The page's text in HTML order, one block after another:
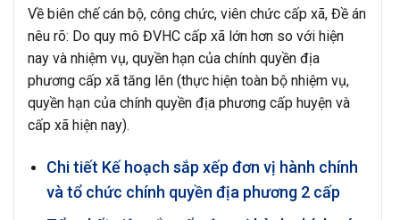
Về biên chế cán bộ, công chức, viên chức cấp xã, Đề án
nêu rõ: Do quy mô ĐVHC cấp xã lớn hơn so với hiện
nay và nhiệm vụ, quyền hạn của chính quyền địa
phương cấp xã tăng lên (thực hiện toàn bộ nhiệm vụ,
quyền hạn của chính quyền địa phương cấp huyện và
cấp xã hiện nay).
Chi tiết Kế hoạch sắp xếp đơn vị hành chính
và tổ chức chính quyền địa phương 2 cấp